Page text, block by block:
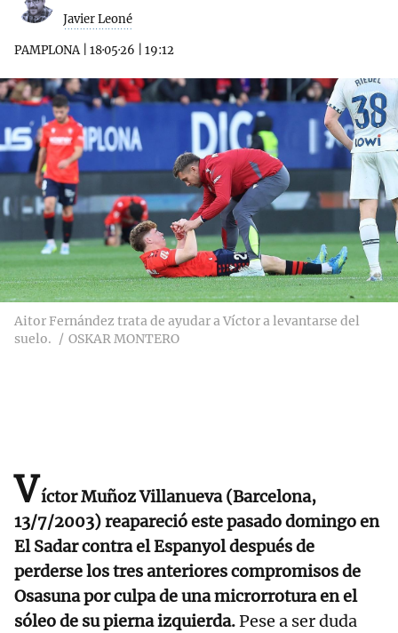
Javier Leoné
PAMPLONA| 18·05·26 19:12
Aitor Fernández trata de ayudar a Víctor a levantarse del
suelo.
OSKAR MONTERO
Víctor Muñoz Villanueva (Barcelona,
13/7/2003) reapareció este pasado domingo en
El Sadar contra el Espanyol después de
perderse los tres anteriores compromisos de
Osasuna por culpa de una microrrotura en el
sóleo de su pierna izquierda.Pese a ser duda